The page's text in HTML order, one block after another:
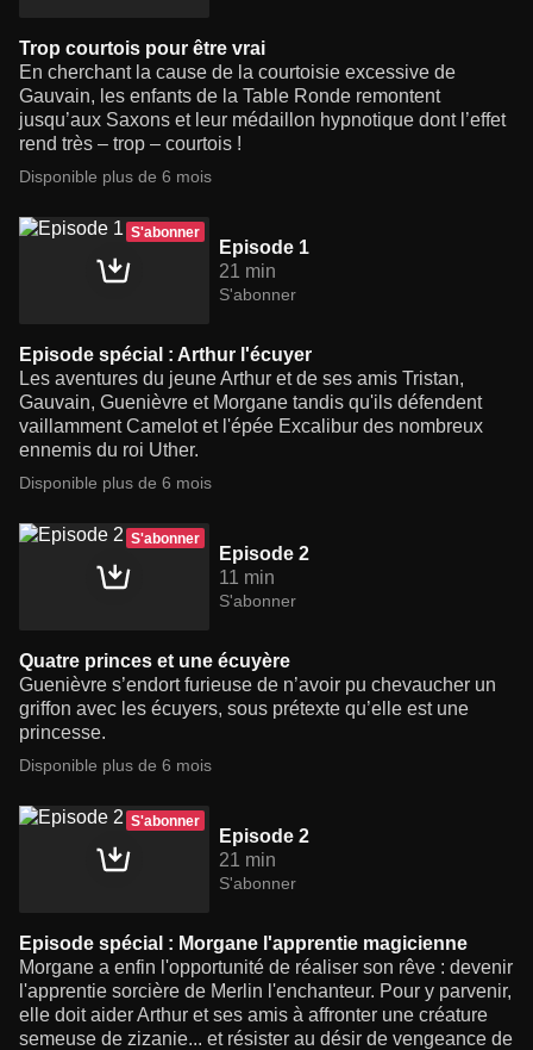
Trop courtois pour être vrai
En cherchant la cause de la courtoisie excessive de
Gauvain, les enfants de la Table Ronde remontent
jusqu’aux Saxons et leur médaillon hypnotique dont l’effet
rend très – trop – courtois !
Disponible plus de 6 mois
S'abonner
Episode 1
21 min
S'abonner
Episode spécial : Arthur l'écuyer
Les aventures du jeune Arthur et de ses amis Tristan,
Gauvain, Guenièvre et Morgane tandis qu'ils défendent
vaillamment Camelot et l'épée Excalibur des nombreux
ennemis du roi Uther.
Disponible plus de 6 mois
S'abonner
Episode 2
11 min
S'abonner
Quatre princes et une écuyère
Guenièvre s’endort furieuse de n’avoir pu chevaucher un
griffon avec les écuyers, sous prétexte qu’elle est une
princesse.
Disponible plus de 6 mois
S'abonner
Episode 2
21 min
S'abonner
Episode spécial : Morgane l'apprentie magicienne
Morgane a enfin l'opportunité de réaliser son rêve : devenir
l'apprentie sorcière de Merlin l'enchanteur. Pour y parvenir,
elle doit aider Arthur et ses amis à affronter une créature
semeuse de zizanie... et résister au désir de vengeance de